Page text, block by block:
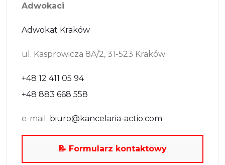
Adwokaci
Adwokat Kraków
ul. Kasprowicza 8A/2, 31-523 Kraków
+48 12 411 05 94
+48 883 668 558
e-mail: biuro@kancelaria-actio.com
📝 Formularz kontaktowy